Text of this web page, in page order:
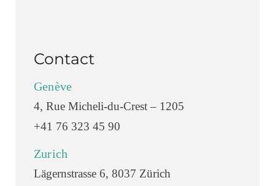
Contact
Genève
4, Rue Micheli-du-Crest – 1205
+41 76 323 45 90
Zurich
Lägernstrasse 6, 8037 Zürich